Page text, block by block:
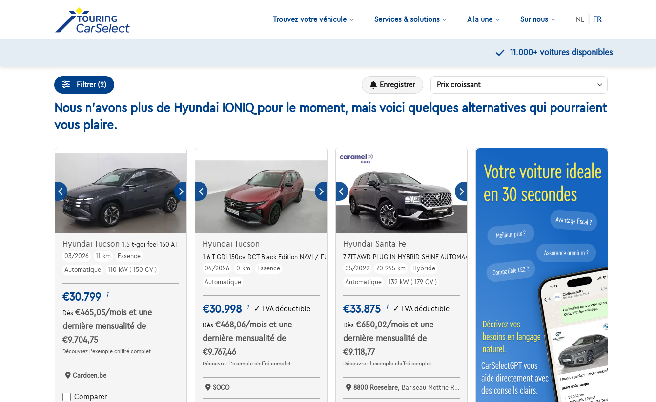
Trouvez votre véhicule Services & solutions A la une Sur nous NL FR
Filtrer (2) Enregistrer
Nous n'avons plus de Hyundai IONIQ pour le moment, mais voici quelques alternatives qui pourraient
vous plaire.
Hyundai Tucson 1.5 t-gdi feel 150 AT
03/2026
11 km
Essence
Automatique
110 kW ( 150 CV )
€30.799 1
Dès €465,05/mois et une
dernière mensualité de
€9.704,75
Découvrez l’exemple chiffré complet
Cardoen.be
Comparer
Hyundai Tucson
1.6 T-GDi 150cv DCT Black Edition NAVI / FULL LED / CAMERA
04/2026
0 km
Essence
Automatique
€30.998 1 ✓TVA déductible
Dès€468,06/moiset une
dernière mensualité de
€9.767,46
Découvrez l’exemple chiffré complet
SOCO
Hyundai Santa Fe
7-ZIT AWD PLUG-IN HYBRID SHINE AUTOMAAT *LEDER*ZETEL
05/2022
70.945 km
Hybride
Automatique
132 kW ( 179 CV )
€33.875 1 ✓ TVA déductible
Dès €650,02/mois et une
dernière mensualité de
€9.118,77
Découvrez l’exemple chiffré complet
8800 Roeselare, Bariseau Mottrie Roeselare West